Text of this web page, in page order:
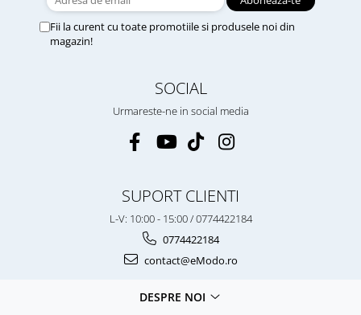
Fii la curent cu toate promotiile si produsele noi din
magazin!
SOCIAL
Urmareste-ne in social media
SUPORT CLIENTI
L-V: 10:00 - 15:00 / 0774422184
0774422184
contact@eModo.ro
DESPRE NOI